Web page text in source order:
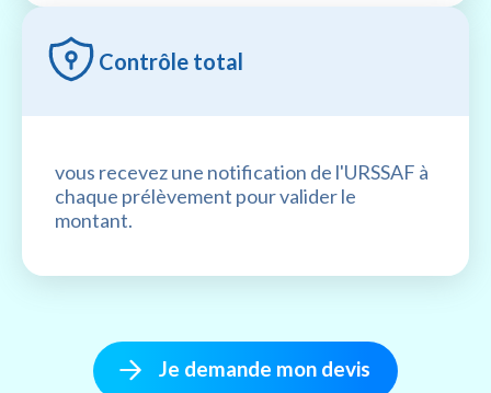
Contrôle total
vous recevez une notification de l'URSSAF à
chaque prélèvement pour valider le
montant.
Je demande mon devis